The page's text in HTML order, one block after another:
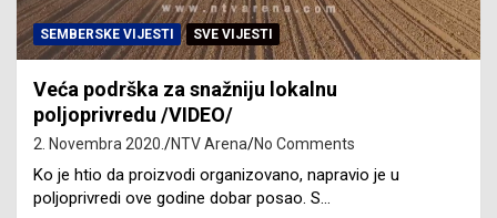
SEMBERSKE VIJESTI SVE VIJESTI
Veća podrška za snažniju lokalnu
poljoprivredu /VIDEO/
2. Novembra 2020. NTV Arena No Comments
Ko je htio da proizvodi organizovano, napravio je u
poljoprivredi ove godine dobar posao. S…